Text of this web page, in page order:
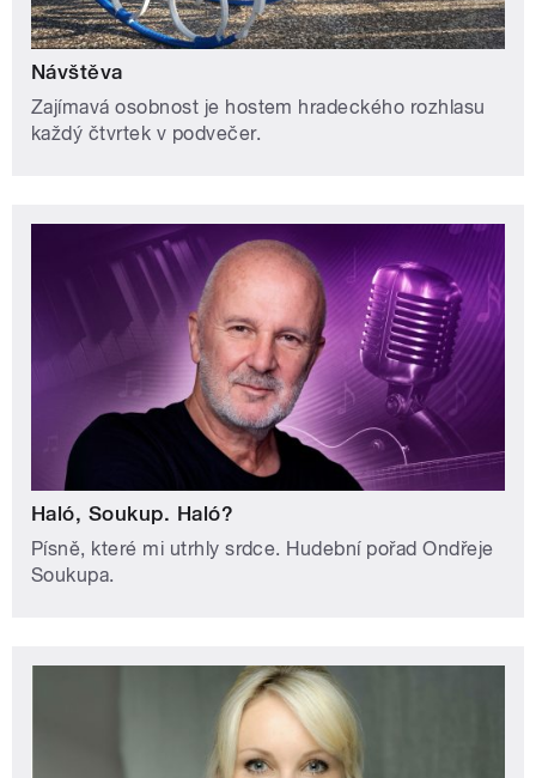
Návštěva
Zajímavá osobnost je hostem hradeckého rozhlasu
každý čtvrtek v podvečer.
Haló, Soukup. Haló?
Písně, které mi utrhly srdce. Hudební pořad Ondřeje
Soukupa.